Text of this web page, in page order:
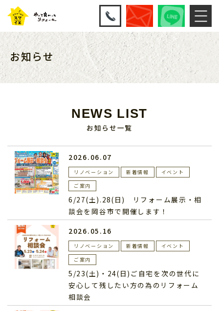
お知らせ
NEWS LIST
お知らせ一覧
2026.06.07
リノベーション 新着情報
イベント
ご案内
6/27(土).28(日) リフォーム展示・相
談会を岡谷市で開催します！
2026.05.16
リノベーション 新着情報
イベント
ご案内
5/23(土)・24(日)ご自宅を次の世代に
安心して残したい方の為のリフォーム
相談会